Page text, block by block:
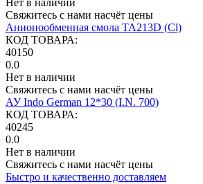
Нет в наличии
Свяжитесь с нами насчёт цены
Анионообменная смола ТА213D (Cl)
КОД ТОВАРА:
40150
0.0
Нет в наличии
Свяжитесь с нами насчёт цены
АУ Indo German 12*30 (I.N. 700)
КОД ТОВАРА:
40245
0.0
Нет в наличии
Свяжитесь с нами насчёт цены
Быстро и качественно доставляем